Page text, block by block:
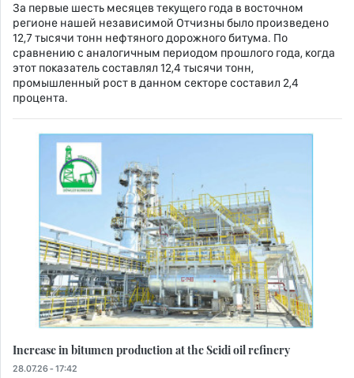
За первые шесть месяцев текущего года в восточном
регионе нашей независимой Отчизны было произведено
12,7 тысячи тонн нефтяного дорожного битума. По
сравнению с аналогичным периодом прошлого года, когда
этот показатель составлял 12,4 тысячи тонн,
промышленный рост в данном секторе составил 2,4
процента.
Increase in bitumen production at the Seidi oil refinery
28.07.26 - 17:42